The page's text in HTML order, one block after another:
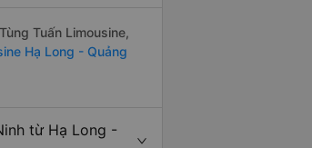
Tuấn Limousine,
Hạ Long - Quảng
từ Hạ Long -